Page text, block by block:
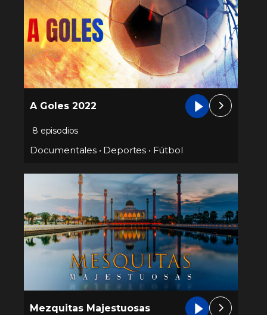
A Goles 2022
8 episodios
Documentales• Deportes • Fútbol
Mezquitas Majestuosas